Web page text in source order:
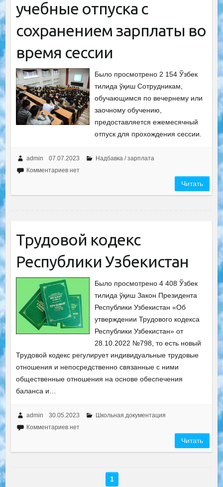
учебные отпуска с
сохранением зарплаты во
время сессии
Было просмотрено 2 154 Ўзбек
тилида ўқиш Сотрудникам,
обучающимся по вечернему или
заочному обучению,
предоставляется ежемесячный
отпуск для прохождения сессии.
admin 07.07.2023
Надбавка / зарплата
Комментариев нет
Читать
Трудовой кодекс
Республики Узбекистан
Было просмотрено 4 408 Ўзбек
тилида ўқиш Закон Президента
Республики Узбекистан «Об
утверждении Трудового кодекса
Республики Узбекистан» от
28.10.2022 №798, то есть новый
Трудовой кодекс регулирует индивидуальные трудовые
отношения и непосредственно связанные с ними
общественные отношения на основе обеспечения
баланса и…
admin 30.05.2023
Школьная документация
Комментариев нет
Читать
1